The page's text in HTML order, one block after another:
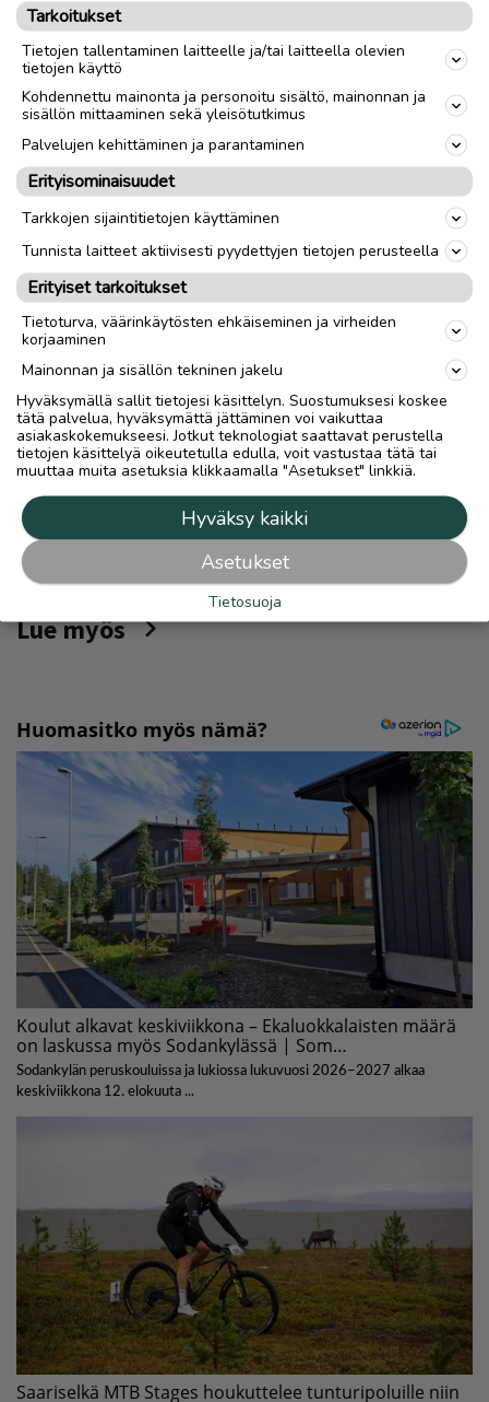
myös muissa alueen rautuvesissä, kuten
läheisellä Myössäjärvellä.
Vuorokausiluvan hinta on 10 euroa ja
kolmeksi tunniksi pilkkiluvan saa kahdeksalla
eurolla. Luvan voi lunastaa näppärästi joko
Metsähallituksen Eräluvat-verkkokaupasta tai
Ylä-Lapin luontokeskus Siidasta Inarin
kirkonkylällä.
PAIKALLISUUTISET
Ilmoita asiavirheestä
Lue myös
Tarkoitukset
Tietojen tallentaminen laitteelle ja/tai laitteella olevien
tietojen käyttö
Kohdennettu mainonta ja personoitu sisältö, mainonnan ja
sisällön mittaaminen sekä yleisötutkimus
Palvelujen kehittäminen ja parantaminen
Erityisominaisuudet
Tarkkojen sijaintitietojen käyttäminen
Tunnista laitteet aktiivisesti pyydettyjen tietojen perusteella
Erityiset tarkoitukset
Tietoturva, väärinkäytösten ehkäiseminen ja virheiden
korjaaminen
Mainonnan ja sisällön tekninen jakelu
Hyväksymällä sallit tietojesi käsittelyn. Suostumuksesi koskee
tätä palvelua, hyväksymättä jättäminen voi vaikuttaa
asiakaskokemukseesi. Jotkut teknologiat saattavat perustella
tietojen käsittelyä oikeutetulla edulla, voit vastustaa tätä tai
muuttaa muita asetuksia klikkaamalla "Asetukset" linkkiä.
Hyväksy kaikki
Asetukset
Tietosuoja